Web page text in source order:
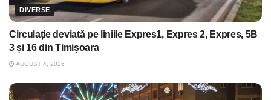
DIVERSE
Circulație deviată pe liniile Expres1, Expres 2, Expres, 5B
3 și 16 din Timișoara
AUGUST 4, 2026